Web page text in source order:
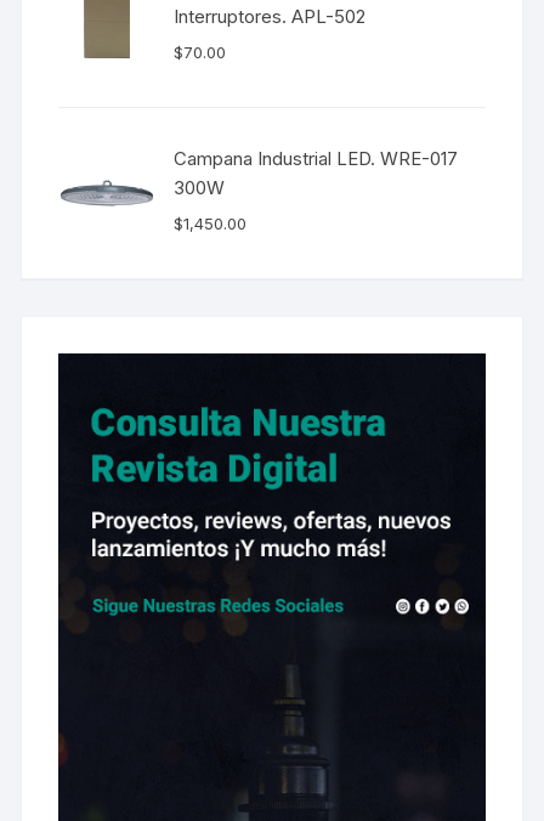
Interruptores. APL-502
$70.00
Campana Industrial LED. WRE-017
300W
$1,450.00